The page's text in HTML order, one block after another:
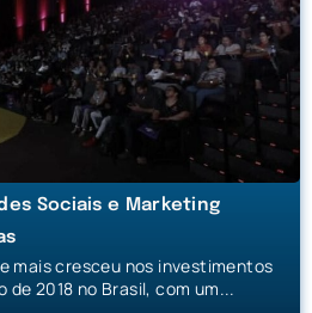
Sociais e Marketing
mais cresceu nos investimentos
de 2018 no Brasil, com um...